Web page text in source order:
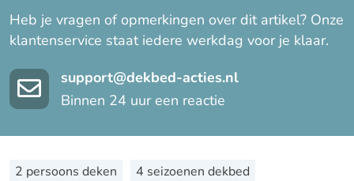
Heb je vragen of opmerkingen over dit artikel? Onze
klantenservice staat iedere werkdag voor je klaar.
support@dekbed-acties.nl
Binnen 24 uur een reactie
2 persoons deken
4 seizoenen dekbed